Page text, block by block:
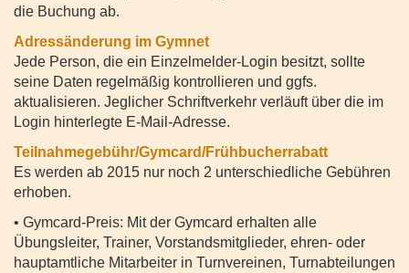
die Buchung ab.
Adressänderung im Gymnet
Jede Person, die ein Einzelmelder-Login besitzt, sollte
seine Daten regelmäßig kontrollieren und ggfs.
aktualisieren. Jeglicher Schriftverkehr verläuft über die im
Login hinterlegte E-Mail-Adresse.
Teilnahmegebühr/Gymcard/Frühbucherrabatt
Es werden ab 2015 nur noch 2 unterschiedliche Gebühren
erhoben.
• Gymcard-Preis: Mit der Gymcard erhalten alle
Übungsleiter, Trainer, Vorstandsmitglieder, ehren- oder
hauptamtliche Mitarbeiter in Turnvereinen, Turnabteilungen